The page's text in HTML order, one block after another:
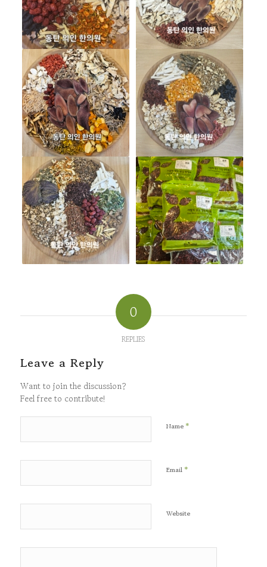
0
REPLIES
Leave a Reply
Want to join the discussion?
Feel free to contribute!
Name *
Email *
Website